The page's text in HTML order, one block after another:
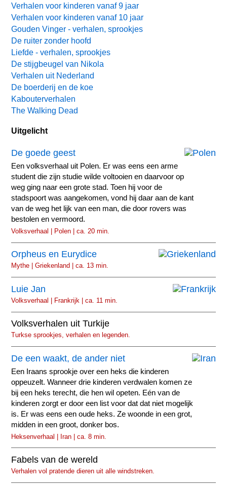
Verhalen voor kinderen vanaf 9 jaar
Verhalen voor kinderen vanaf 10 jaar
Gouden Vinger - verhalen, sprookjes
De ruiter zonder hoofd
Liefde - verhalen, sprookjes
De stijgbeugel van Nikola
Verhalen uit Nederland
De boerderij en de koe
Kabouterverhalen
The Walking Dead
Uitgelicht
De goede geest
Een volksverhaal uit Polen. Er was eens een arme
student die zijn studie wilde voltooien en daarvoor op
weg ging naar een grote stad. Toen hij voor de
stadspoort was aangekomen, vond hij daar aan de kant
van de weg het lijk van een man, die door rovers was
bestolen en vermoord.
Volksverhaal | Polen | ca. 20 min.
Orpheus en Eurydice
Mythe | Griekenland | ca. 13 min.
Luie Jan
Volksverhaal | Frankrijk | ca. 11 min.
Volksverhalen uit Turkije
Turkse sprookjes, verhalen en legenden.
De een waakt, de ander niet
Een Iraans sprookje over een heks die kinderen
oppeuzelt. Wanneer drie kinderen verdwalen komen ze
bij een heks terecht, die hen wil opeten. Eén van de
kinderen zorgt er door een list voor dat dat niet mogelijk
is. Er was eens een oude heks. Ze woonde in een grot,
midden in een groot, donker bos.
Heksenverhaal | Iran | ca. 8 min.
Fabels van de wereld
Verhalen vol pratende dieren uit alle windstreken.